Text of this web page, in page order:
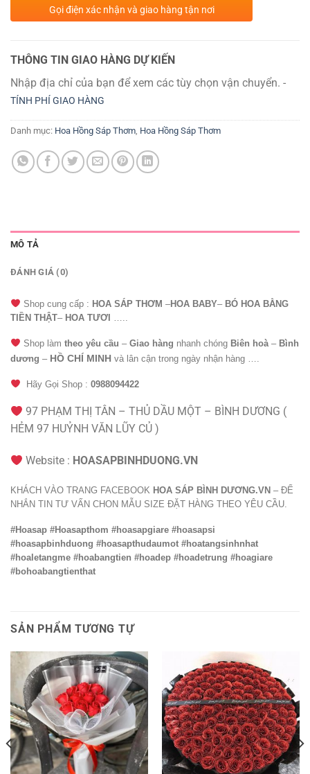
Gọi điện xác nhận và giao hàng tận nơi
THÔNG TIN GIAO HÀNG DỰ KIẾN
Nhập địa chỉ của bạn để xem các tùy chọn vận chuyển. -
TÍNH PHÍ GIAO HÀNG
Danh mục: Hoa Hồng Sáp Thơm Hoa Hồng Sáp Thơm
MÔ TẢ
ĐÁNH GIÁ (0)
Shop cung cấp : HOA SÁP THƠM –HOA BABY– BÓ HOA BẰNG
TIỀN THẬT– HOA TƯƠI
Shop làm theo yêu cầu – Giao hàng nhanh chóng Biên hoà– Bình
dương – HỒ CHÍ MINH và lân cận trong ngày nhận hàng ….
Hãy Gọi Shop : 0988094422
97 PHẠM THỊ TÂN – THỦ DẦU MỘT – BÌNH DƯƠNG (
HẺM 97 HUỶNH VĂN LŨY CỦ )
Website : HOASAPBINHDUONG.VN
KHÁCH VÀO TRANG FACEBOOK HOA SÁP BÌNH DƯƠNG.VN – ĐỂ
NHẮN TIN TƯ VẤN CHON MẪU SIZE ĐẶT HÀNG THEO YÊU CẦU.
#Hoasap #Hoasapthom #hoasapgiare #hoasapsi
#hoasapbinhduong #hoasapthudaumot #hoatangsinhnhat
#hoaletangme #hoabangtien #hoadep #hoadetrung #hoagiare
#bohoabangtienthat
SẢN PHẨM TƯƠNG TỰ